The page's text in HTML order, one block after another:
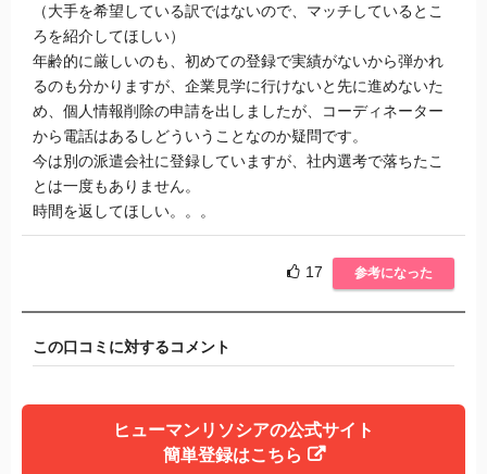
（大手を希望している訳ではないので、マッチしているとこ
ろを紹介してほしい）
年齢的に厳しいのも、初めての登録で実績がないから弾かれ
るのも分かりますが、企業見学に行けないと先に進めないた
め、個人情報削除の申請を出しましたが、コーディネーター
から電話はあるしどういうことなのか疑問です。
今は別の派遣会社に登録していますが、社内選考で落ちたこ
とは一度もありません。
時間を返してほしい。。。
17 参考になった
この口コミに対するコメント
ヒューマンリソシアの公式サイト
簡単登録はこちら